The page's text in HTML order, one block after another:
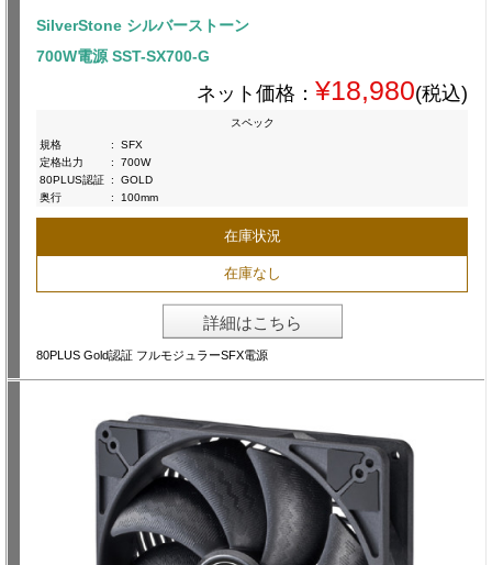
SilverStone シルバーストーン
700W電源 SST-SX700-G
ネット価格： ¥18,980(税込)
スペック
規格
:
SFX
定格出力
:
700W
80PLUS認証 :
GOLD
奥行
: 100mm
在庫状況
在庫なし
詳細はこちら
80PLUS Gold認証 フルモジュラーSFX電源